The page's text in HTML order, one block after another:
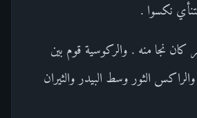
نكسوا .
نجا منه . والركوسية قوم بين
الثور وسط البيدر والثيران